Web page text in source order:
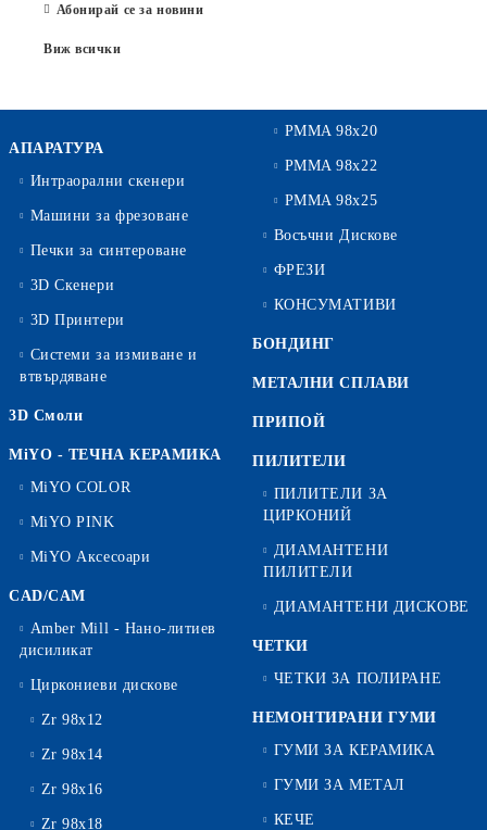
Абонирай се за новини
Виж всички
АПАРАТУРА
Интраорални скенери
Машини за фрезоване
Печки за синтероване
3D Скенери
3D Принтери
Системи за измиване и
втвърдяване
3D Смоли
MiYO - ТЕЧНА КЕРАМИКА
MiYO COLOR
MiYO PINK
MiYO Аксесоари
CAD/CAM
Amber Mill - Нано-литиев
дисиликат
Циркониеви дискове
Zr 98x12
Zr 98x14
Zr 98x16
Zr 98x18
PMMA 98x20
PMMA 98x22
PMMA 98x25
Восъчни Дискове
ФРЕЗИ
КОНСУМАТИВИ
БОНДИНГ
МЕТАЛНИ СПЛАВИ
ПРИПОЙ
ПИЛИТЕЛИ
ПИЛИТЕЛИ ЗА
ЦИРКОНИЙ
ДИАМАНТЕНИ
ПИЛИТЕЛИ
ДИАМАНТЕНИ ДИСКОВЕ
ЧЕТКИ
ЧЕТКИ ЗА ПОЛИРАНЕ
НЕМОНТИРАНИ ГУМИ
ГУМИ ЗА КЕРАМИКА
ГУМИ ЗА МЕТАЛ
КЕЧЕ